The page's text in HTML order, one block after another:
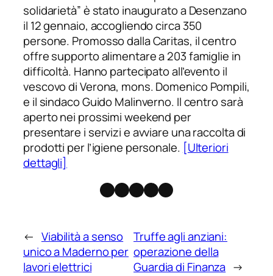
solidarietà” è stato inaugurato a Desenzano
il 12 gennaio, accogliendo circa 350
persone. Promosso dalla Caritas, il centro
offre supporto alimentare a 203 famiglie in
difficoltà. Hanno partecipato all’evento il
vescovo di Verona, mons. Domenico Pompili,
e il sindaco Guido Malinverno. Il centro sarà
aperto nei prossimi weekend per
presentare i servizi e avviare una raccolta di
prodotti per l’igiene personale. [Ulteriori
dettagli]
Facebook
Instagram
X Threads
Telegram
← Viabilità a senso
unico a Maderno per
lavori elettrici
Truffe agli anziani:
operazione della
Guardia di Finanza →